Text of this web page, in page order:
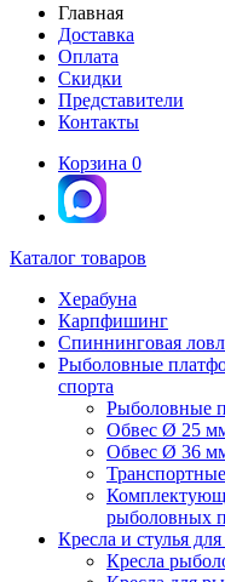
Главная
Доставка
Оплата
Скидки
Представители
Контакты
Корзина 0
Каталог товаров
Херабуна
Карпфишинг
Спиннинговая
Рыболовные
спорта
Рыболовные
Обвес Ø 25
Обвес Ø 36
рыболовных
Кресла и стулья
Кресла